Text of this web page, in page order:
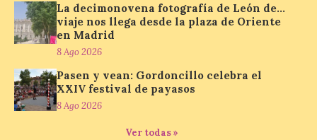
como de los propios socios de la entidad.
La Feria del Motor ha abierto este viernes
sus puertas en el Colegio Nuestra Señora
del Carmen, dando […]
Astorga presenta el cartel
oficial del eclipse total de
La decimonovena fotografía de León de…
viaje nos llega desde la plaza de Oriente
en Madrid
8 Ago 2026
Pasen y vean: Gordoncillo celebra el
XXIV festival de payasos
8 Ago 2026
Ver todas »